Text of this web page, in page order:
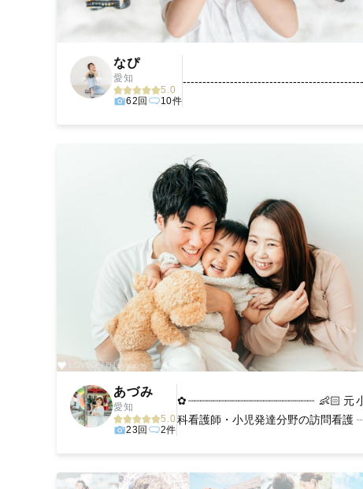
なぴ
愛知
5.0
62回
10件
あづみ
愛知
5.0
23回
2件
✿┈┈┈┈┈┈┈┈┈┈┈┈┈┈┈┈┈┈┈┈ 👶🏻元
科看護師・小児発達分野の訪問看護